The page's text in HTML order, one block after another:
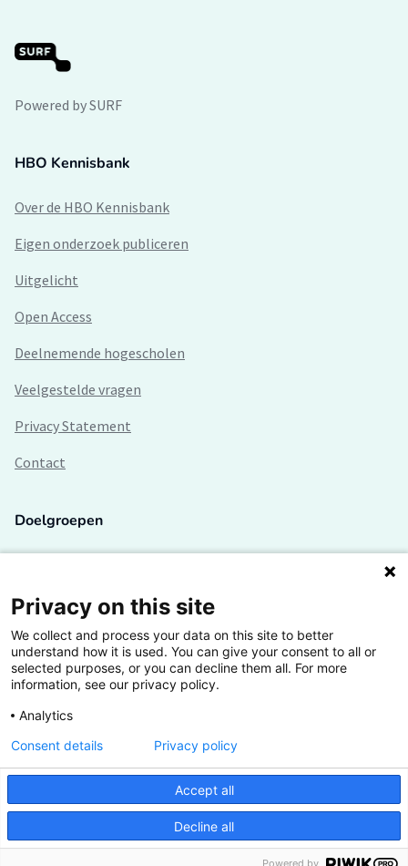
Powered by SURF
HBO Kennisbank
Over de HBO Kennisbank
Eigen onderzoek publiceren
Uitgelicht
Open Access
Deelnemende hogescholen
Veelgestelde vragen
Privacy Statement
Contact
Doelgroepen
Lectoren en onderzoekers
Bedrijven
Hogescholen
De grootste kennisbank van het HBO
Inspiratie op jouw vakgebied
Vrij toegankelijk
Privacy on this site
We collect and process your data on this site to better
understand how it is used. You can give your consent to all or
selected purposes, or you can decline them all. For more
information, see our privacy policy.
Analytics
Accept all
Decline all
Consent details Privacy policy
Powered by